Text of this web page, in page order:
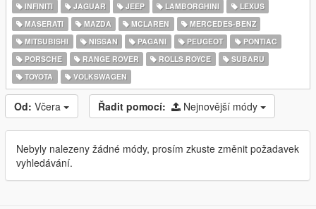
INFINITI
JAGUAR JEEP LAMBORGHINI
LEXUS
MASERATI
MAZDA MCLAREN
MERCEDES-BENZ
MITSUBISHI
NISSAN PAGANI PEUGEOT
PONTIAC
PORSCHE
RANGE ROVER ROLLS ROYCE
SUBARU
TOYOTA
VOLKSWAGEN
Od: Včera Řadit pomocí: Nejnovější módy
Nebyly nalezeny žádné módy, prosím zkuste změnit požadavek
vyhledávání.